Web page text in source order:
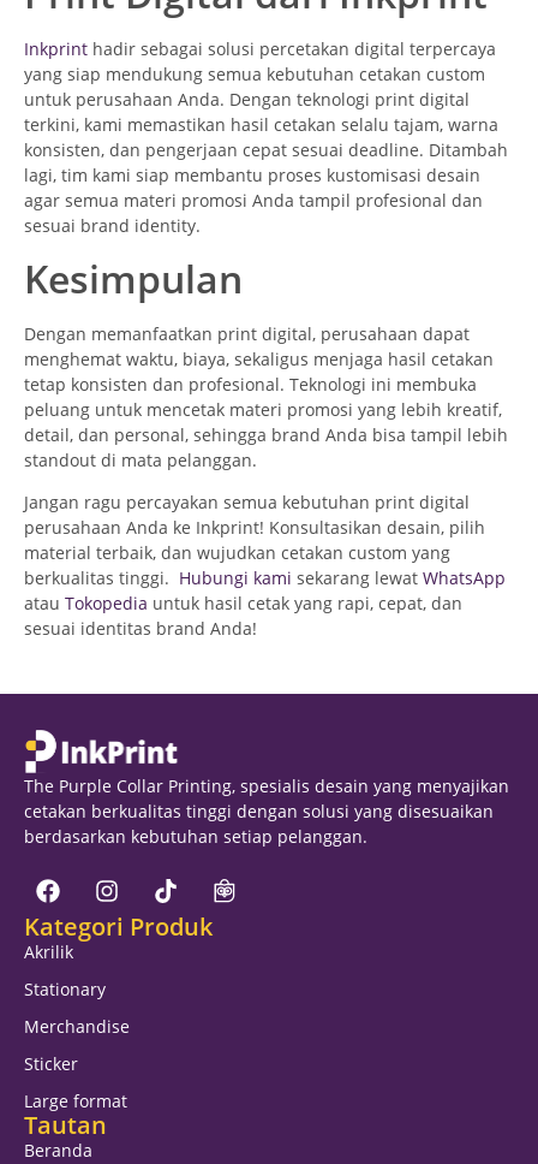
Inkprint hadir sebagai solusi percetakan digital terpercaya
yang siap mendukung semua kebutuhan cetakan custom
untuk perusahaan Anda. Dengan teknologi print digital
terkini, kami memastikan hasil cetakan selalu tajam, warna
konsisten, dan pengerjaan cepat sesuai deadline. Ditambah
lagi, tim kami siap membantu proses kustomisasi desain
agar semua materi promosi Anda tampil profesional dan
sesuai brand identity.
Kesimpulan
Dengan memanfaatkan print digital, perusahaan dapat
menghemat waktu, biaya, sekaligus menjaga hasil cetakan
tetap konsisten dan profesional. Teknologi ini membuka
peluang untuk mencetak materi promosi yang lebih kreatif,
detail, dan personal, sehingga brand Anda bisa tampil lebih
standout di mata pelanggan.
Jangan ragu percayakan semua kebutuhan print digital
perusahaan Anda ke Inkprint! Konsultasikan desain, pilih
material terbaik, dan wujudkan cetakan custom yang
berkualitas tinggi. Hubungi kami sekarang lewat WhatsApp
atau Tokopedia untuk hasil cetak yang rapi, cepat, dan
sesuai identitas brand Anda!
The Purple Collar Printing, spesialis desain yang menyajikan
cetakan berkualitas tinggi dengan solusi yang disesuaikan
berdasarkan kebutuhan setiap pelanggan.
Kategori Produk
Akrilik
Stationary
Merchandise
Sticker
Large format
Tautan
Beranda